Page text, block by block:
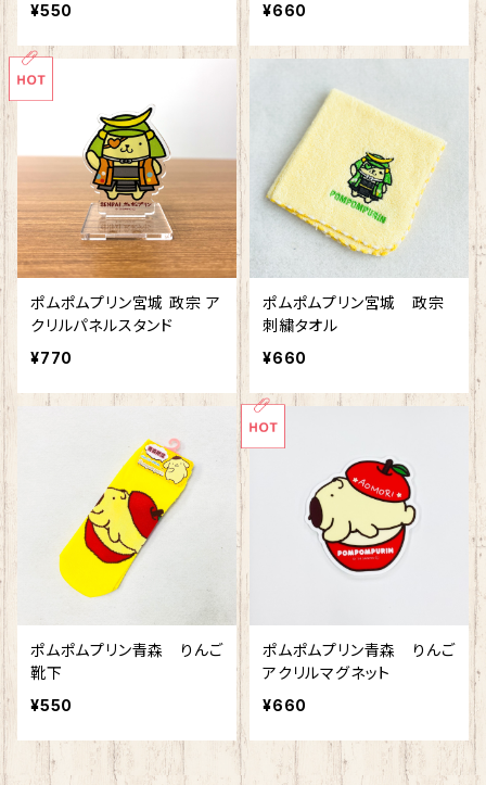
¥550
¥660
ポムポムプリン宮城 政宗 ア
クリルパネルスタンド
¥770
ポムポムプリン宮城 政宗
刺繍タオル
¥660
ポムポムプリン青森 りんご
靴下
¥550
ポムポムプリン青森 りんご
アクリルマグネット
¥660